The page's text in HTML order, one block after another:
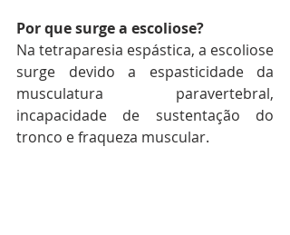
Por que surge a escoliose?
Na tetraparesia espástica, a escoliose
surge devido a espasticidade da
musculatura paravertebral,
incapacidade de sustentação do
tronco e fraqueza muscular.